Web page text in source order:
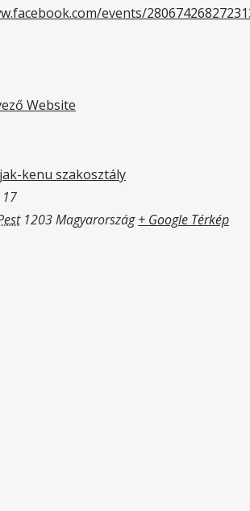
events/
Website
kenu szakosztály
1203Magyarország + Google Térkép